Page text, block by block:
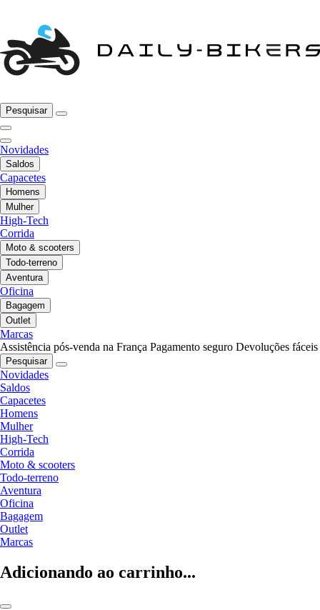
Pesquisar
Novidades
Saldos
Capacetes
Homens
Mulher
High-Tech
Corrida
Moto & scooters
Todo-terreno
Aventura
Oficina
Bagagem
Outlet
Marcas
Assistência pós-venda na França Pagamento seguro Devoluções fáceis
Pesquisar
Novidades
Saldos
Capacetes
Homens
Mulher
High-Tech
Corrida
Moto & scooters
Todo-terreno
Aventura
Oficina
Bagagem
Outlet
Marcas
Adicionando ao carrinho...